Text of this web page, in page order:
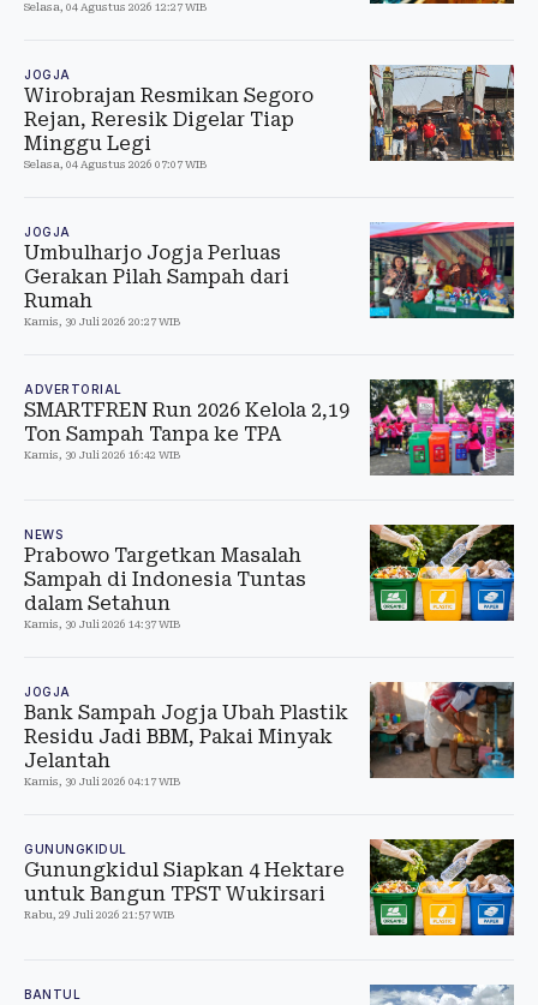
Selasa, 04 Agustus 2026 12:27 WIB
JOGJA
Wirobrajan Resmikan Segoro
Rejan, Reresik Digelar Tiap
Minggu Legi
Selasa, 04 Agustus 2026 07:07 WIB
JOGJA
Umbulharjo Jogja Perluas
Gerakan Pilah Sampah dari
Rumah
Kamis, 30 Juli 2026 20:27 WIB
ADVERTORIAL
SMARTFREN Run 2026 Kelola 2,19
Ton Sampah Tanpa ke TPA
Kamis, 30 Juli 2026 16:42 WIB
NEWS
Prabowo Targetkan Masalah
Sampah di Indonesia Tuntas
dalam Setahun
Kamis, 30 Juli 2026 14:37 WIB
JOGJA
Bank Sampah Jogja Ubah Plastik
Residu Jadi BBM, Pakai Minyak
Jelantah
Kamis, 30 Juli 2026 04:17 WIB
GUNUNGKIDUL
Gunungkidul Siapkan 4 Hektare
untuk Bangun TPST Wukirsari
Rabu, 29 Juli 2026 21:57 WIB
BANTUL